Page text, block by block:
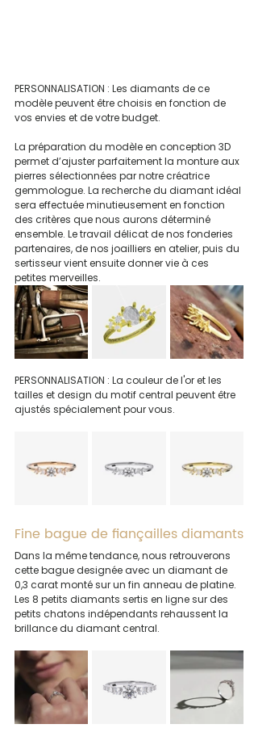
PERSONNALISATION : Les diamants de ce
modèle peuvent être choisis en fonction de
vos envies et de votre budget.
La préparation du modèle en conception 3D
permet d’ajuster parfaitement la monture aux
pierres sélectionnées par notre créatrice
gemmologue. La recherche du diamant idéal
sera effectuée minutieusement en fonction
des critères que nous aurons déterminé
ensemble. Le travail délicat de nos fonderies
partenaires, de nos joailliers en atelier, puis du
sertisseur vient ensuite donner vie à ces
petites merveilles.
PERSONNALISATION : La couleur de l'or et les
tailles et design du motif central peuvent être
ajustés spécialement pour vous.
Fine bague de fiançailles diamants
Dans la même tendance, nous retrouverons
cette bague designée avec un diamant de
0,3 carat monté sur un fin anneau de platine.
Les 8 petits diamants sertis en ligne sur des
petits chatons indépendants rehaussent la
brillance du diamant central.